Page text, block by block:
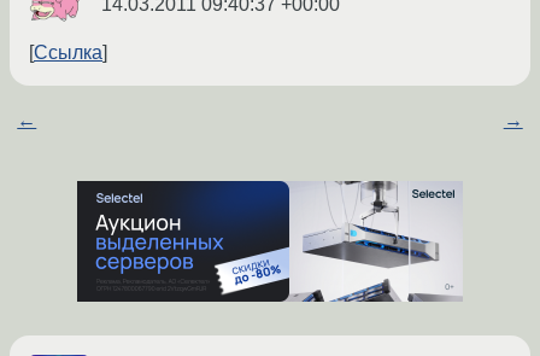
14.03.2011 09:40:37 +00:00
Ссылка
← →